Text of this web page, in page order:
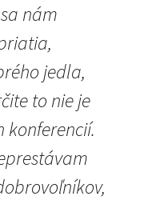
nám
jedla,
to nie je
konferencií.